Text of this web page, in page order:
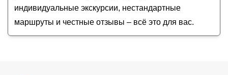
индивидуальные экскурсии, нестандартные
маршруты и честные отзывы – всё это для вас.